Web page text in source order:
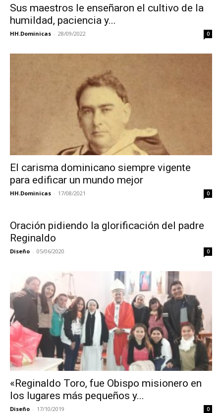
Sus maestros le enseñaron el cultivo de la
humildad, paciencia y...
HH.Dominicas - 28/09/2022 0
El carisma dominicano siempre vigente
para edificar un mundo mejor
HH.Dominicas - 17/08/2021 0
Oración pidiendo la glorificación del padre
Reginaldo
Diseño - 05/06/2020 0
«Reginaldo Toro, fue Obispo misionero en
los lugares más pequeños y...
Diseño - 17/10/2019 0